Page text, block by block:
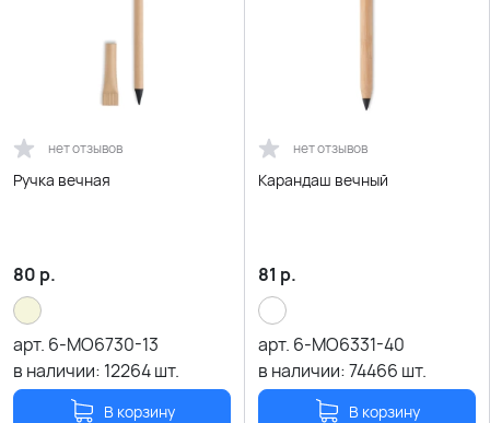
нет отзывов
Ручка вечная
80 р.
арт. 6-MO6730-13
в наличии: 12264шт.
В корзину
нет отзывов
Карандаш вечный
81 р.
арт. 6-MO6331-40
в наличии:74466 шт.
В корзину